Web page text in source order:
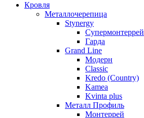
Кровля
Металлочерепица
Stynergy
Супермонтеррей
Гарда
Grand Line
Модерн
Classic
Kredo (Country)
Kamea
Kvinta plus
Металл Профиль
Монтеррей